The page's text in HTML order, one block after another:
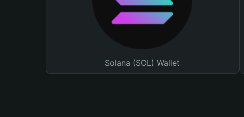
Solana (SOL) Wallet